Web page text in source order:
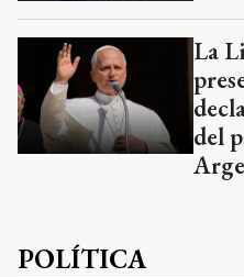
La
del
POLÍTICA